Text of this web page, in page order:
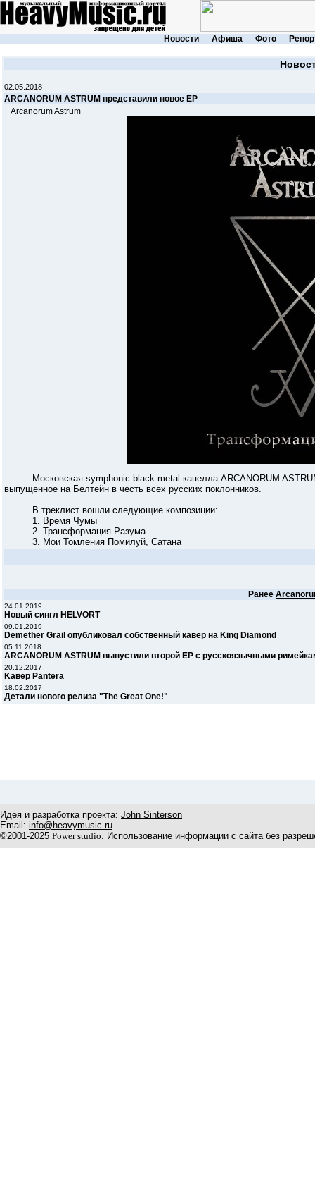
Новости Афиша Фото
02.05.2018
ARCANORUM ASTRUM представили новое EP
Arcanorum Astrum
Московская symphonic black metal капелла ARCANORUM
выпущенное на Белтейн в честь всех русских поклонников.
В треклист вошли следующие композиции:
1. Время Чумы
2. Трансформация Разума
3. Мои Томления Помилуй, Сатана
Ранее
24.01.2019
Новый сингл HELVORT
09.01.2019
Demether Grail опубликовал собственный кавер на King Diamond
05.11.2018
ARCANORUM ASTRUM выпустили второй EP с русскоязычными
20.12.2017
Kавер Pantera
18.02.2017
Детали нового релиза "The Great One!"
Идея и разработка проекта: John Sinterson
Email: info@heavymusic.ru
©2001-2025 Power studio. Использование информации с сайта без